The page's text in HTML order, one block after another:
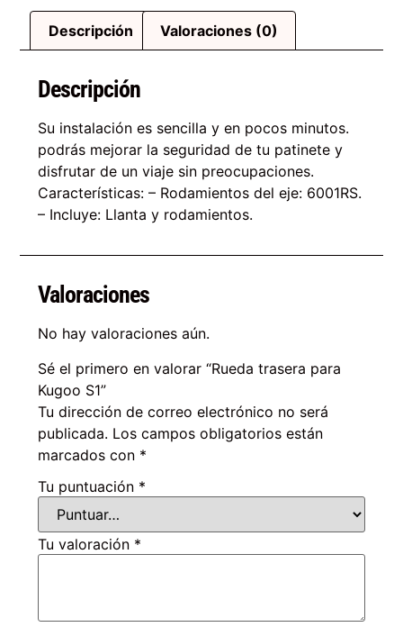
Descripción Valoraciones (0)
Descripción
Su instalación es sencilla y en pocos minutos.
podrás mejorar la seguridad de tu patinete y
disfrutar de un viaje sin preocupaciones.
Características: – Rodamientos del eje: 6001RS.
– Incluye: Llanta y rodamientos.
Valoraciones
No hay valoraciones aún.
Sé el primero en valorar “Rueda trasera para
Kugoo S1”
Tu dirección de correo electrónico no será
publicada. Los campos obligatorios están
marcados con *
Tu puntuación *
Tu valoración *